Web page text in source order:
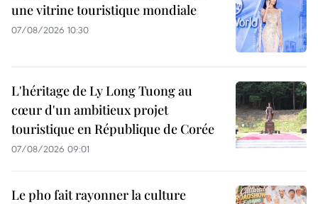
une vitrine touristique mondiale
07/08/2026 10:30
L'héritage de Ly Long Tuong au
cœur d'un ambitieux projet
touristique en République de Corée
07/08/2026 09:01
Le pho fait rayonner la culture